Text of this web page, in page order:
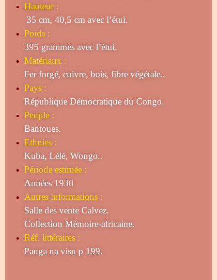
Hauteur :
35 cm, 40,5 cm avec l’étui.
Poids :
395 grammes avec l’étui.
Matériaux :
Fer forgé, cuivre, bois, fibre végétale..
Pays :
République Démocratique du Congo.
Peuple :
Bantoues.
Ethnies :
Kuba, Lélé, Wongo..
Période estimée :
Années 1930
Autres informations :
Salle des vente Calvez.
Collection Mémoire-africaine.
Réf. littéraires :
Panga na visu p 199.